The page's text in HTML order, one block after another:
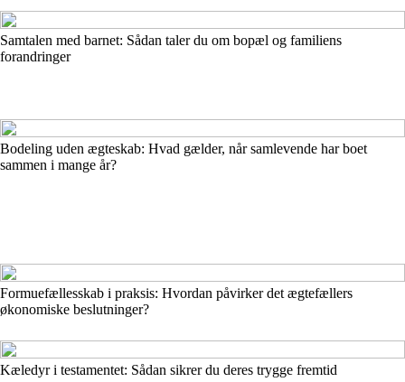
Samtalen med barnet: Sådan taler du om bopæl og familiens
forandringer
Bodeling uden ægteskab: Hvad gælder, når samlevende har boet
sammen i mange år?
Formuefællesskab i praksis: Hvordan påvirker det ægtefællers
økonomiske beslutninger?
Kæledyr i testamentet: Sådan sikrer du deres trygge fremtid